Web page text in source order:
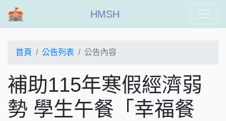
HMSH
首頁 公告列表 公告內容
補助115年寒假經濟弱
勢 學生午餐「幸福餐